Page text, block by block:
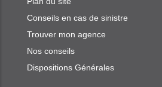
Conseils en cas de sinistre
Trouver mon agence
Nos conseils
Dispositions Générales